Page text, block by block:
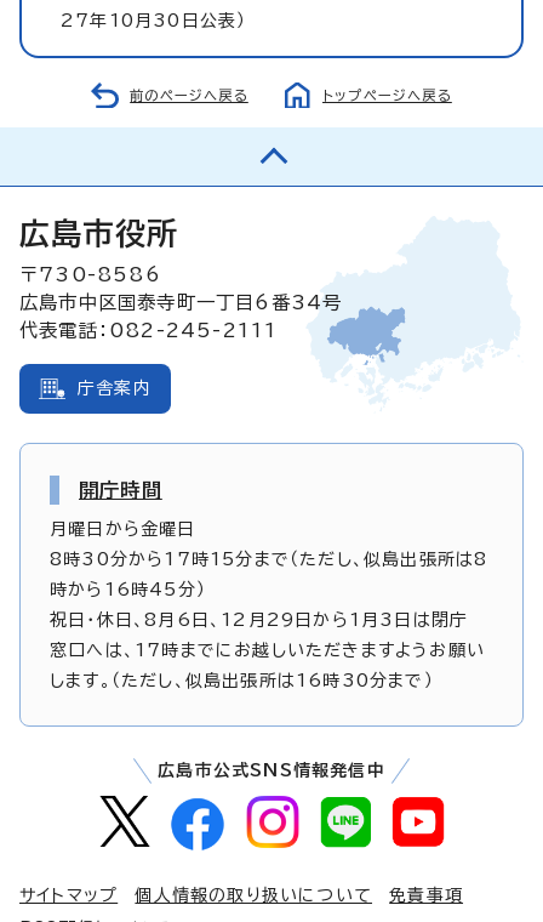
27年10月30日公表）
前のページへ戻る トップページへ戻る
広島市役所
〒730-8586
広島市中区国泰寺町一丁目6番34号
代表電話：082-245-2111
庁舎案内
開庁時間
月曜日から金曜日
8時30分から17時15分まで（ただし、似島出張所は8
時から16時45分）
祝日・休日、8月6日、12月29日から1月3日は閉庁
窓口へは、17時までにお越しいただきますようお願い
します。（ただし、似島出張所は16時30分まで）
広島市公式SNS情報発信中
サイトマップ 個人情報の取り扱いについて
免責事項